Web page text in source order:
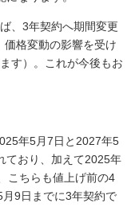
、3年契約へ期間変更
格変動の影響を受け
す）。これが今後もお
年5月7日と2027年5
ており、加えて2025年
こちらも値上げ前の4
9日までに3年契約で